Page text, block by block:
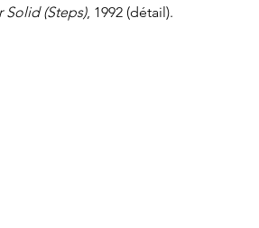
Solid (Steps), 1992 (détail).